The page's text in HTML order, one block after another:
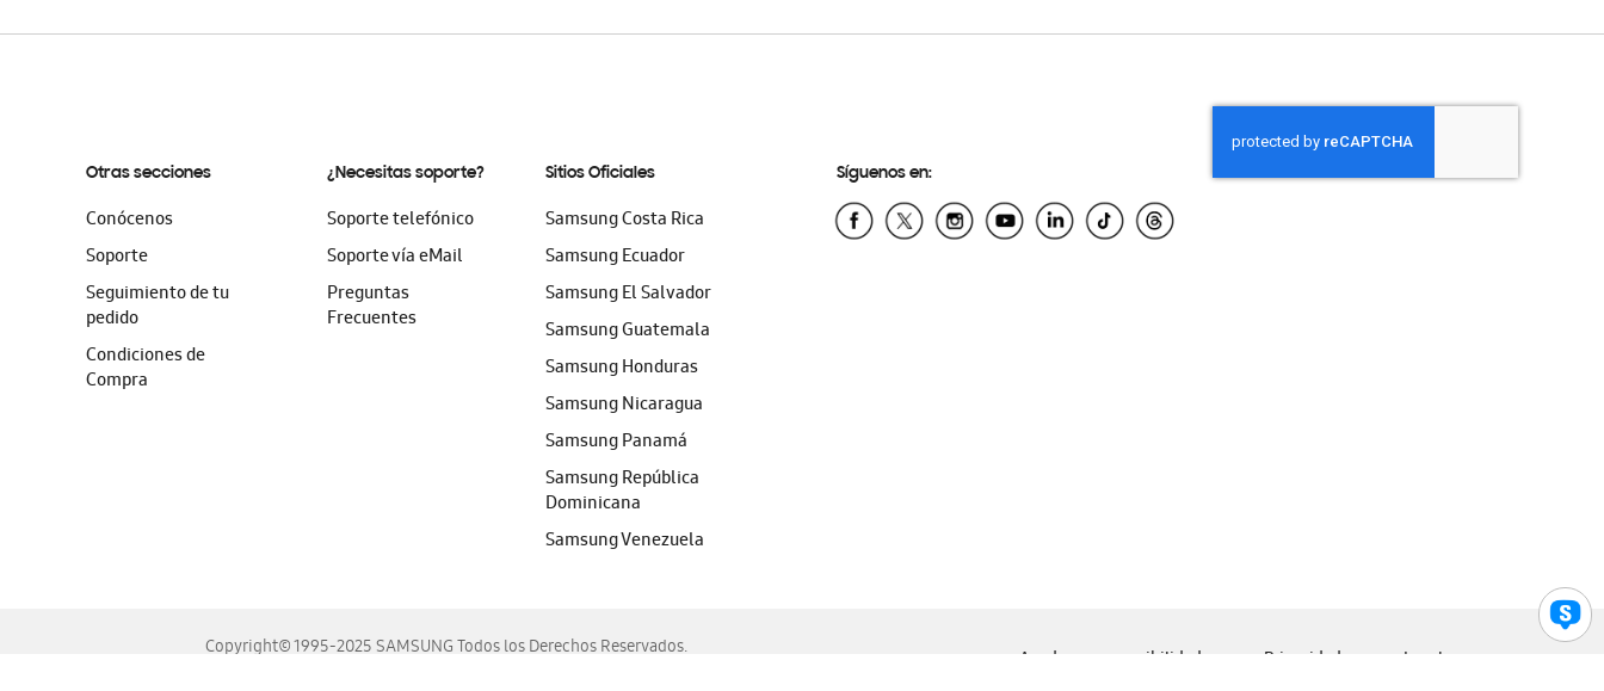
Otras secciones
Conócenos
Soporte
Seguimiento de tu
pedido
Condiciones de
Compra
¿Necesitas soporte?
Soporte telefónico
Soporte vía eMail
Preguntas
Frecuentes
Sitios Oficiales
Samsung Costa Rica
Samsung Ecuador
Samsung El Salvador
Samsung Guatemala
Samsung Honduras
Samsung Nicaragua
Samsung Panamá
Samsung República
Dominicana
Samsung Venezuela
Síguenos en:
Copyright© 1995-2025 SAMSUNG Todos los Derechos Reservados.
Ayuda para accesibilidad Privacidad Legal